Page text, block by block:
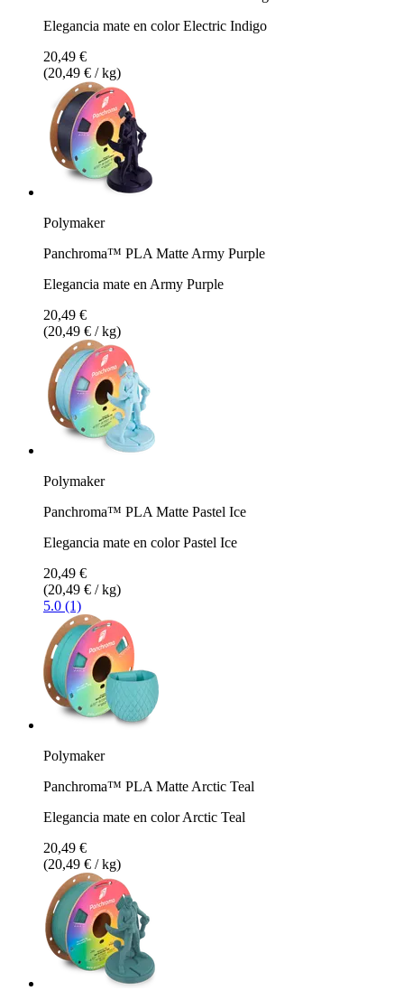
Elegancia mate en color Electric Indigo
20,49 €
(20,49 € / kg)
Polymaker
Panchroma™ PLA Matte Army Purple
Elegancia mate en Army Purple
20,49 €
(20,49 € / kg)
Polymaker
Panchroma™ PLA Matte Pastel Ice
Elegancia mate en color Pastel Ice
20,49 €
(20,49 € / kg)
5.0 (1)
Polymaker
Panchroma™ PLA Matte Arctic Teal
Elegancia mate en color Arctic Teal
20,49 €
(20,49 € / kg)